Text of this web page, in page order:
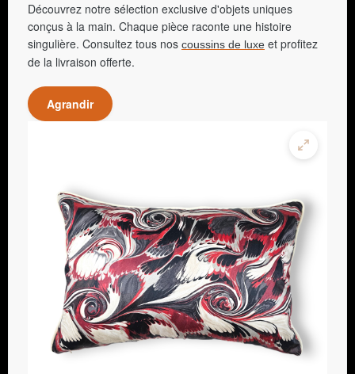
Découvrez notre sélection exclusive d'objets uniques
conçus à la main. Chaque pièce raconte une histoire
singulière. Consultez tous nos coussins de luxe et profitez
de la livraison offerte.
Agrandir